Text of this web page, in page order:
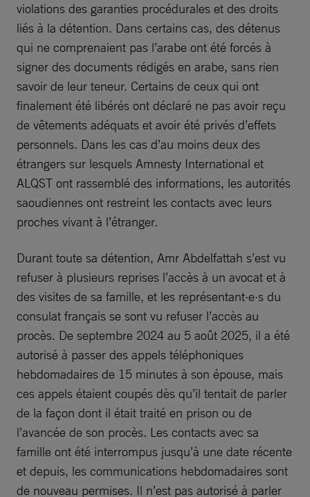
violations des garanties procédurales et des droits
liés à la détention. Dans certains cas, des détenus
qui ne comprenaient pas l’arabe ont été forcés à
signer des documents rédigés en arabe, sans rien
savoir de leur teneur. Certains de ceux qui ont
finalement été libérés ont déclaré ne pas avoir reçu
de vêtements adéquats et avoir été privés d’effets
personnels. Dans les cas d’au moins deux des
étrangers sur lesquels Amnesty International et
ALQST ont rassemblé des informations, les autorités
saoudiennes ont restreint les contacts avec leurs
proches vivant à l’étranger.
Durant toute sa détention, Amr Abdelfattah s’est vu
refuser à plusieurs reprises l’accès à un avocat et à
des visites de sa famille, et les représentant·e·s du
consulat français se sont vu refuser l’accès au
procès. De septembre 2024 au 5 août 2025, il a été
autorisé à passer des appels téléphoniques
hebdomadaires de 15 minutes à son épouse, mais
ces appels étaient coupés dès qu’il tentait de parler
de la façon dont il était traité en prison ou de
l’avancée de son procès. Les contacts avec sa
famille ont été interrompus jusqu’à une date récente
et depuis, les communications hebdomadaires sont
de nouveau permises. Il n’est pas autorisé à parler